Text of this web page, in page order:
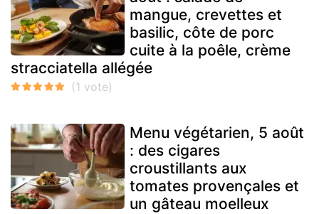
mangue, crevettes et
basilic, côte de porc
cuite à la poêle, crème
stracciatella allégée
Menu végétarien, 5 août
: des cigares
croustillants aux
tomates provençales et
un gâteau moelleux